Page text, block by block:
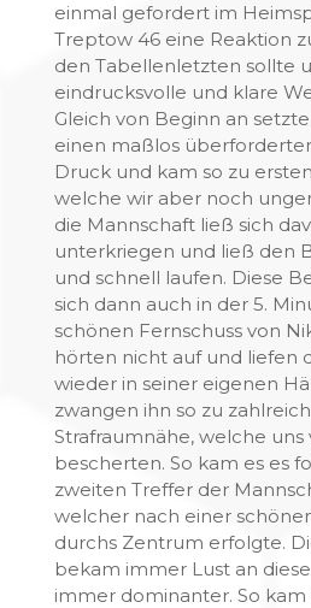
einmal gefordert im
Treptow 46 eine Reaktion
den Tabellenletzten sollte
eindrucksvolle und klare
Gleich von Beginn an
einen maßlos
Druck und kam so zu
welche wir aber noch
die Mannschaft ließ sich
unterkriegen und ließ den
und schnell laufen. Diese
sich dann auch in der 5.
schönen Fernschuss von
hörten nicht auf und liefen
wieder in seiner eigenen
zwangen ihn so zu
Strafraumnähe, welche uns
bescherten. So kam es es
zweiten Treffer der
welcher nach einer
durchs Zentrum erfolgte.
bekam immer Lust an
immer dominanter. So